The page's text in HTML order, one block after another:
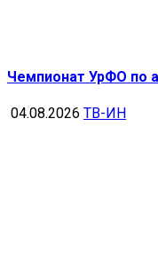
Чемпионат УрФО по
04.08.2026 ТВ-ИН